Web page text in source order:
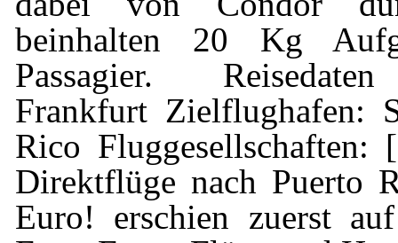
beinhalten 20 Kg
Passagier.
Frankfurt Zielflughafen:
Rico
Direktflüge nach Puerto
Euro! erschien zuerst